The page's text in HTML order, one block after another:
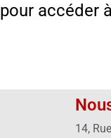
pour accéder
14,